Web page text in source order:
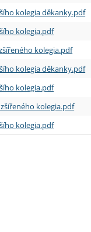
kolegia děkanky.pdf
kolegia.pdf
kolegia.pdf
kolegia děkanky.pdf
kolegia.pdf
kolegia.pdf
kolegia.pdf